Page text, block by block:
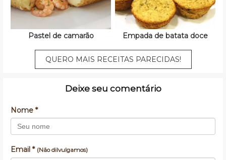
Pastel de camarão Empada de batata doce
QUERO MAIS RECEITAS PARECIDAS!
Deixe seu comentário
Nome *
Email * (Não dilvulgamos)